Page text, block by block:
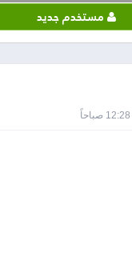
مستخدم جديد